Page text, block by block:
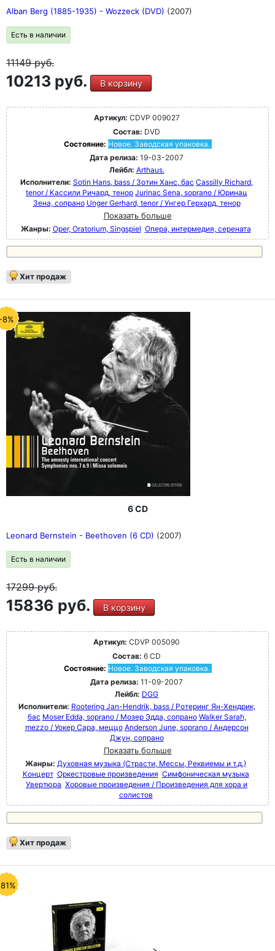
Alban Berg (1885-1935) - Wozzeck (DVD) (2007)
Есть в наличии
11149руб.
10213 руб. В корзину
Артикул: CDVP 009027
Состав: DVD
Состояние: Новое. Заводская упаковка.
Дата релиза: 19-03-2007
Лейбл: Arthaus.
Исполнители: Sotin Hans, bass / Зотин Ханс, бас Cassilly Richard,
tenor / Кассили Ричард, тенор Jurinac Sena, soprano / Юринац
Зена, сопрано Unger Gerhard, tenor / Унгер Герхард, тенор
Показать больше
Жанры: Oper, Oratorium, Singspiel Опера, интермедия, серената
Хит продаж
8%
6 CD
Leonard Bernstein - Beethoven (6 CD) (2007)
Есть в наличии
17299руб.
15836 руб. В корзину
Артикул: CDVP 005090
Состав: 6 CD
Состояние: Новое. Заводская упаковка.
Дата релиза: 11-09-2007
Лейбл: DGG
Исполнители: Rootering Jan-Hendrik, bass / Ротеринг Ян-Хендрик,
бас Moser Edda, soprano / Мозер Эдда, сопрано Walker Sarah,
mezzo / Уокер Сара, меццо Anderson June, soprano / Андерсон
Джун, сопрано
Показать больше
Жанры: Духовная музыка (Страсти, Мессы, Реквиемы и т.д.)
Концерт Оркестровые произведения Симфоническая музыка
Увертюра Хоровые произведения / Произведения для хора и
солистов
Хит продаж